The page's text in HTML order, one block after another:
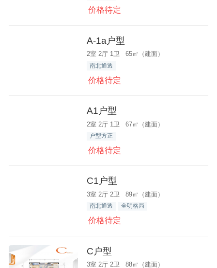
价格待定
A-1a户型
2室 2厅 1卫 65㎡（建面）
南北通透
价格待定
A1户型
2室 2厅 1卫 67㎡（建面）
户型方正
价格待定
C1户型
3室 2厅 2卫 89㎡（建面）
南北通透 全明格局
价格待定
C户型
3室 2厅 2卫 88㎡（建面）